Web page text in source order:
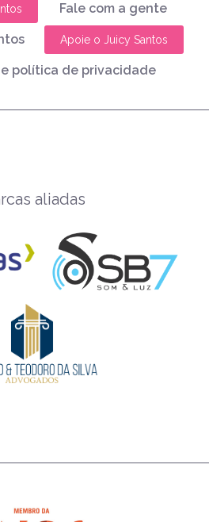
Fale com a gente
Apoie o Juicy Santos
e política de privacidade
aliadas